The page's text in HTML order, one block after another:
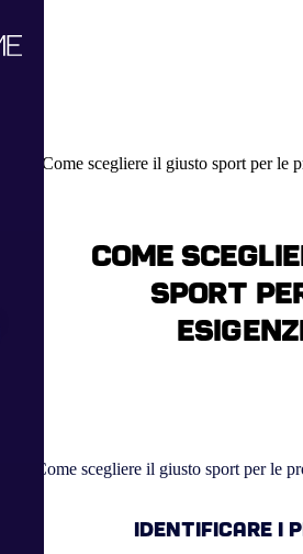
Come scegliere il giusto sport per le
Come
sport
Come scegliere il giusto sport per le
Identificare i